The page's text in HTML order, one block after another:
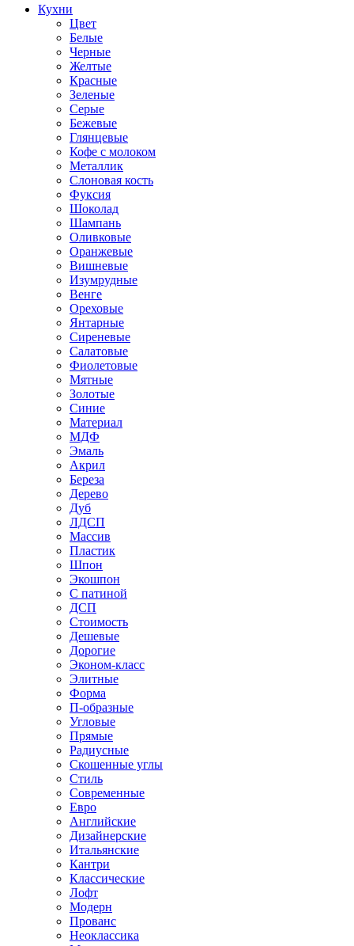
Кухни
Цвет
Белые
Черные
Желтые
Красные
Зеленые
Серые
Бежевые
Глянцевые
Кофе с молоком
Металлик
Слоновая кость
Фуксия
Шоколад
Шампань
Оливковые
Оранжевые
Вишневые
Изумрудные
Венге
Ореховые
Янтарные
Сиреневые
Салатовые
Фиолетовые
Мятные
Золотые
Синие
Материал
МДФ
Эмаль
Акрил
Береза
Дерево
Дуб
ЛДСП
Массив
Пластик
Шпон
Экошпон
С патиной
ДСП
Стоимость
Дешевые
Дорогие
Эконом-класс
Элитные
Форма
П-образные
Угловые
Прямые
Радиусные
Скошенные углы
Стиль
Современные
Евро
Английские
Дизайнерские
Итальянские
Кантри
Классические
Лофт
Модерн
Прованс
Неоклассика